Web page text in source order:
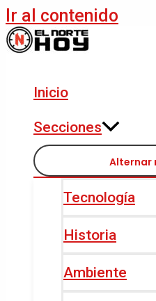
Ir al contenido
Inicio
Secciones
Alternar
Tecnología
Historia
Ambiente